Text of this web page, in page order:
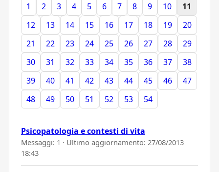
1 2 3 4 5 6 7 8 9 10
11
12
13 14 15 16 17 18 19
20
21
22 23 24 25 26 27 28
29
30
31 32 33 34 35 36 37
38
39
40 41 42 43 44 45 46
47
48
49 50 51 52 53 54
Psicopatologia e contesti di vita
Messaggi: 1 · Ultimo aggiornamento: 27/08/2013
18:43